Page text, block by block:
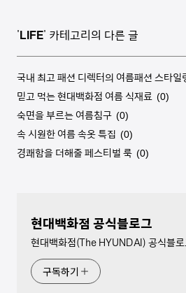
'LIFE' 카테고리의 다른 글
국내 최고 패션 디렉터의 여름패션 스타일
믿고 먹는 현대백화점 여름 식재료 (0)
숙면을 부르는 여름침구 (0)
속 시원한 여름 속옷 특집 (0)
경쾌함을 더해줄 페스티벌 룩 (0)
현대백화점 공식블로그
현대백화점(The HYUNDAI) 공식블로
구독하기